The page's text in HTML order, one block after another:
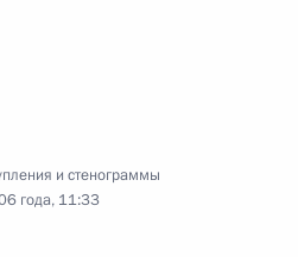
и стенограммы
года, 11:33